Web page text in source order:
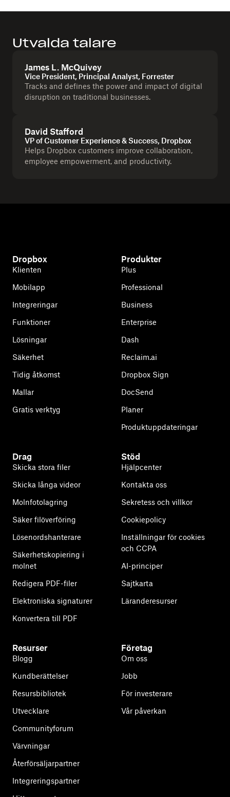
Utvalda talare
James L. McQuivey
Vice President, Principal Analyst, Forrester
Tracks and defines the power and impact of digital
disruption on traditional businesses.
David Stafford
VP of Customer Experience & Success, Dropbox
Helps Dropbox customers improve collaboration,
employee empowerment, and productivity.
Dropbox
Klienten
Mobilapp
Integreringar
Funktioner
Lösningar
Säkerhet
Tidig åtkomst
Mallar
Gratis verktyg
Produkter
Plus
Professional
Business
Enterprise
Dash
Reclaim.ai
Dropbox Sign
DocSend
Planer
Produktuppdateringar
Drag
Skicka stora filer
Skicka långa videor
Molnfotolagring
Säker filöverföring
Lösenordshanterare
Säkerhetskopiering i
molnet
Redigera PDF-filer
Elektroniska signaturer
Konvertera till PDF
Stöd
Hjälpcenter
Kontakta oss
Sekretess och villkor
Cookiepolicy
Inställningar för cookies
och CCPA
AI-principer
Sajtkarta
Läranderesurser
Resurser
Blogg
Kundberättelser
Resursbibliotek
Utvecklare
Communityforum
Värvningar
Återförsäljarpartner
Integreringspartner
Företag
Om oss
Jobb
För investerare
Vår påverkan